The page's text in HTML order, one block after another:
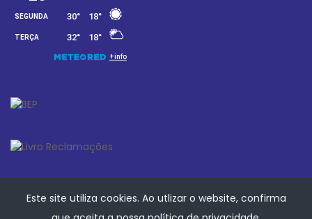
Este site utiliza cookies. Ao utlizar o website, confirma